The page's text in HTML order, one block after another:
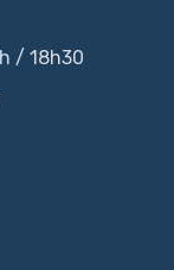
/ 18h30